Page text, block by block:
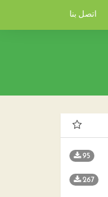
اتصل بنا
95
267